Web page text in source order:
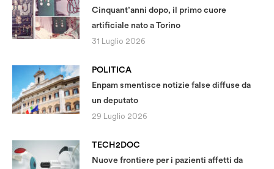
Cinquant’anni dopo, il primo cuore
artificiale nato a Torino
31 Luglio 2026
POLITICA
Enpam smentisce notizie false diffuse da
un deputato
29 Luglio 2026
TECH2DOC
Nuove frontiere per i pazienti affetti da